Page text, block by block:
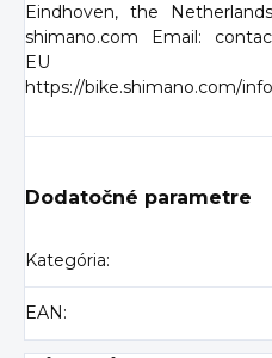
Eindhoven, the
shimano.com Email:
EU
https://bike.shimano.com/
Dodatočné parametre
Kategória:
EAN :